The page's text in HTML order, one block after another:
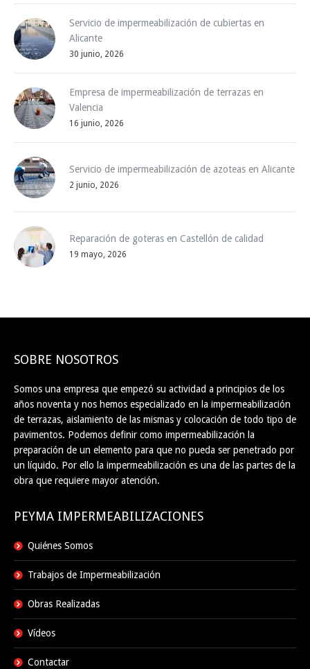
Servicio de impermeabilización de cubiertas en
Alicante
30 junio, 2026
Empresa de impermeabilización de terrazas en
Valencia
16 junio, 2026
Servicio de impermeabilización de azoteas en Alicante
2 junio, 2026
Reparación de goteras en Castellón de calidad
19 mayo, 2026
SOBRE NOSOTROS
Somos una empresa que empezó su actividad a principios de los
años noventa y nos hemos especializado en la impermeabilización
de terrazas, aislamiento de las mismas y colocación de todo tipo de
pavimentos. Podemos definir como impermeabilización la
preparación de un elemento para que no pueda ser penetrado por
un líquido. Por ello la impermeabilización es una de las partes de la
obra que requiere mayor atención.
PEYMA IMPERMEABILIZACIONES
Quiénes Somos
Trabajos de Impermeabilización
Obras Realizadas
Vídeos
Contactar